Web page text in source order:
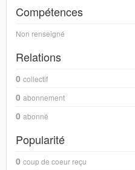
Compétences
Non renseigné
Relations
0 collectif
0 abonnement
0 abonné
Popularité
0 coup de coeur reçu